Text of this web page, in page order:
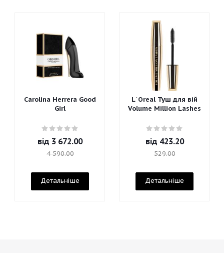
Carolina Herrera Good
Girl
від 3 672.00
4 590.00
Детальніше
L`Oreal Туш для вій
Volume Million Lashes
від 423.20
529.00
Детальніше